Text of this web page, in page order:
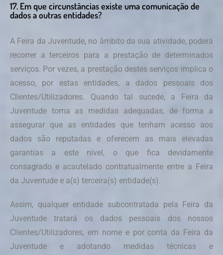
17. Em que circunstâncias existe uma comunicação de
dados a outras entidades?
A Feira da Juventude, no âmbito da sua atividade, poderá
recorrer a terceiros para a prestação de determinados
serviços. Por vezes, a prestação destes serviços implica o
acesso, por estas entidades, a dados pessoais dos
Clientes/Utilizadores. Quando tal sucede, a Feira da
Juventude toma as medidas adequadas, de forma a
assegurar que as entidades que tenham acesso aos
dados são reputadas e oferecem as mais elevadas
garantias a este nível, o que fica devidamente
consagrado e acautelado contratualmente entre a Feira
da Juventude e a(s) terceira(s) entidade(s).
Assim, qualquer entidade subcontratada pela Feira da
Juventude tratará os dados pessoais dos nossos
Clientes/Utilizadores, em nome e por conta da Feira da
Juventude e adotando medidas técnicas e